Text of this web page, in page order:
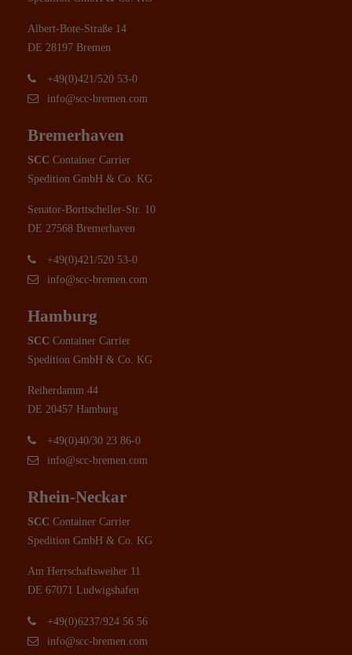
Albert-Bote-Straße 14
DE 28197 Bremen
+49(0)421/520 53-0
info@scc-bremen.com
Bremerhaven
SCC Container Carrier
Spedition GmbH & Co. KG
Senator-Borttscheller-Str. 10
DE 27568 Bremerhaven
+49(0)421/520 53-0
info@scc-bremen.com
Hamburg
SCC Container Carrier
Spedition GmbH & Co. KG
Reiherdamm 44
DE 20457 Hamburg
+49(0)40/30 23 86-0
info@scc-bremen.com
Rhein-Neckar
SCC Container Carrier
Spedition GmbH & Co. KG
Am Herrschaftsweiher 11
DE 67071 Ludwigshafen
+49(0)6237/924 56 56
info@scc-bremen.com